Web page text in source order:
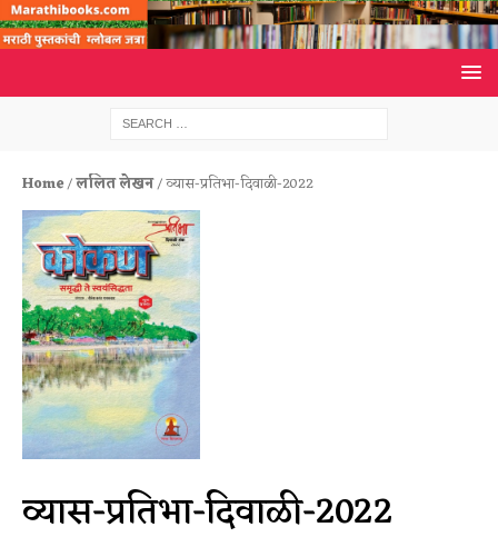
Home/ललित लेखन/ व्यास-प्रतिभा-दिवाळी-2022
व्यास-प्रतिभा-दिवाळी-2022